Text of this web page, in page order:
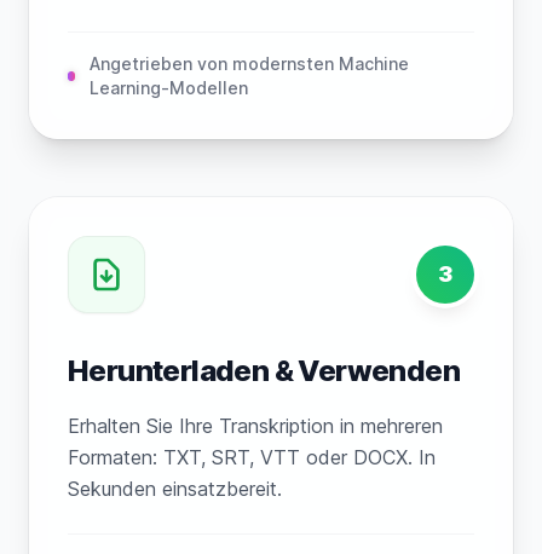
Angetrieben von modernsten Machine
Learning-Modellen
3
Herunterladen & Verwenden
Erhalten Sie Ihre Transkription in mehreren
Formaten: TXT, SRT, VTT oder DOCX. In
Sekunden einsatzbereit.